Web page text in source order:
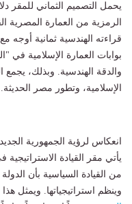
يحمل التصميم الثماني للمقر
الرمزية من العمارة المصرية
بوابات العمارة الإسلامية في
والدقة الهندسية. وبذلك،
الإسلامية، وتطور مصر الحديثة.
انعكاس لرؤية الجمهورية
يأتي مقر القيادة
من القيادة السياسية بأن
وينظم استراتيجياتها. ويمثل